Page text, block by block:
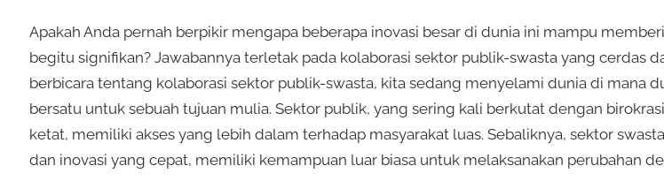
Apakah Anda pernah berpikir mengapa beberapa inovasi besar di dunia ini mampu
begitu signifikan? Jawabannya terletak pada kolaborasi sektor publik-swasta yang cerdas
berbicara tentang kolaborasi sektor publik-swasta, kita sedang menyelami dunia di mana
bersatu untuk sebuah tujuan mulia. Sektor publik, yang sering kali berkutat dengan
ketat, memiliki akses yang lebih dalam terhadap masyarakat luas. Sebaliknya, sektor
dan inovasi yang cepat, memiliki kemampuan luar biasa untuk melaksanakan perubahan